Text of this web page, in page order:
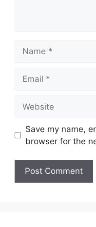
Save my name,
browser for the